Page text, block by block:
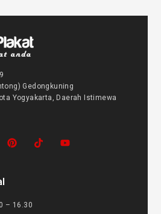
Gedongkuning
Yogyakarta, Daerah Istimewa
– 16.30